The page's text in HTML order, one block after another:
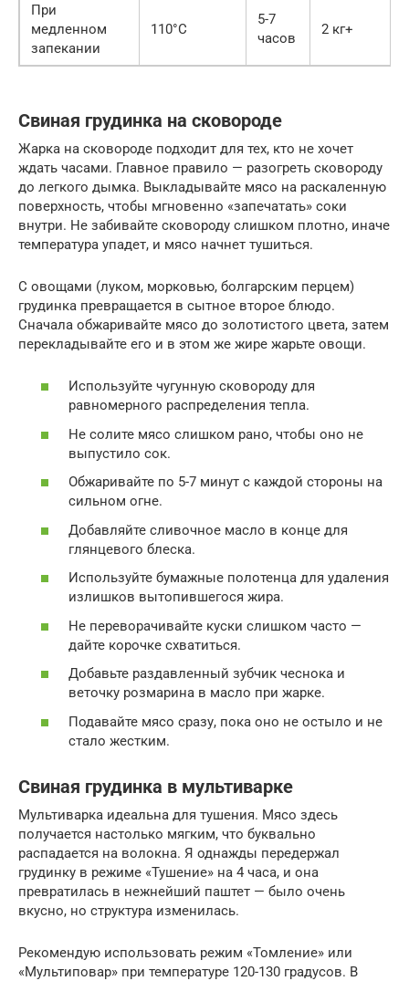
При
медленном
запекании
110°C
5-7
часов
2 кг+
Свиная грудинка на сковороде
Жарка на сковороде подходит для тех, кто не хочет
ждать часами. Главное правило — разогреть сковороду
до легкого дымка. Выкладывайте мясо на раскаленную
поверхность, чтобы мгновенно «запечатать» соки
внутри. Не забивайте сковороду слишком плотно, иначе
температура упадет, и мясо начнет тушиться.
С овощами (луком, морковью, болгарским перцем)
грудинка превращается в сытное второе блюдо.
Сначала обжаривайте мясо до золотистого цвета, затем
перекладывайте его и в этом же жире жарьте овощи.
Используйте чугунную сковороду для
равномерного распределения тепла.
Не солите мясо слишком рано, чтобы оно не
выпустило сок.
Обжаривайте по 5-7 минут с каждой стороны на
сильном огне.
Добавляйте сливочное масло в конце для
глянцевого блеска.
Используйте бумажные полотенца для удаления
излишков вытопившегося жира.
Не переворачивайте куски слишком часто —
дайте корочке схватиться.
Добавьте раздавленный зубчик чеснока и
веточку розмарина в масло при жарке.
Подавайте мясо сразу, пока оно не остыло и не
стало жестким.
Свиная грудинка в мультиварке
Мультиварка идеальна для тушения. Мясо здесь
получается настолько мягким, что буквально
распадается на волокна. Я однажды передержал
грудинку в режиме «Тушение» на 4 часа, и она
превратилась в нежнейший паштет — было очень
вкусно, но структура изменилась.
Рекомендую использовать режим «Томление» или
«Мультиповар» при температуре 120-130 градусов. В